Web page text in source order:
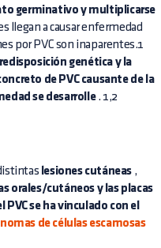
germinativo y multiplicarse
llegan a causar enfermedad
por PVC son inaparentes.1
genética y la
de PVC causante de la
se desarrolle. 1,2
lesiones cutáneas ,
orales/cutáneos y las placas
PVC se ha vinculado con el
de células escamosas